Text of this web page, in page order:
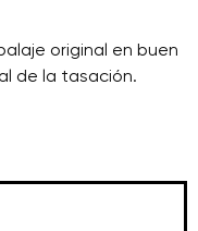
original en buen
de la tasación.